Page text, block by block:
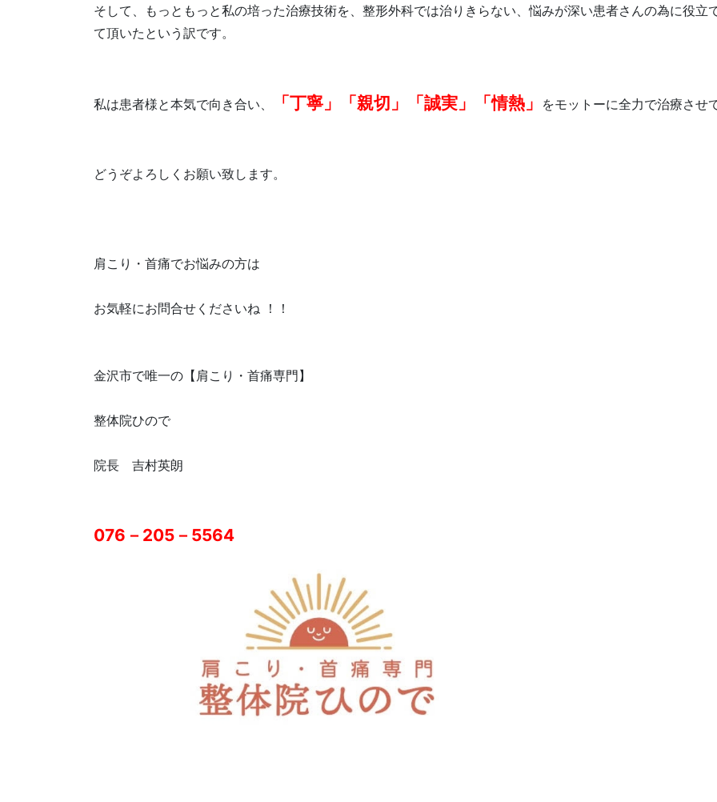
そして、もっともっと私の培った治療技術を、整形外科では治りきらない、悩みが深い患者さんの為に役
て頂いたという訳です。
私は患者様と本気で向き合い、 「丁寧」「親切」「誠実」「情熱」 をモットーに全力で治療させ
どうぞよろしくお願い致します。
肩こり・首痛でお悩みの方は
お気軽にお問合せくださいね ！！
金沢市で唯一の【肩こり・首痛専門】
整体院ひので
院長 吉村英朗
076－205－5564